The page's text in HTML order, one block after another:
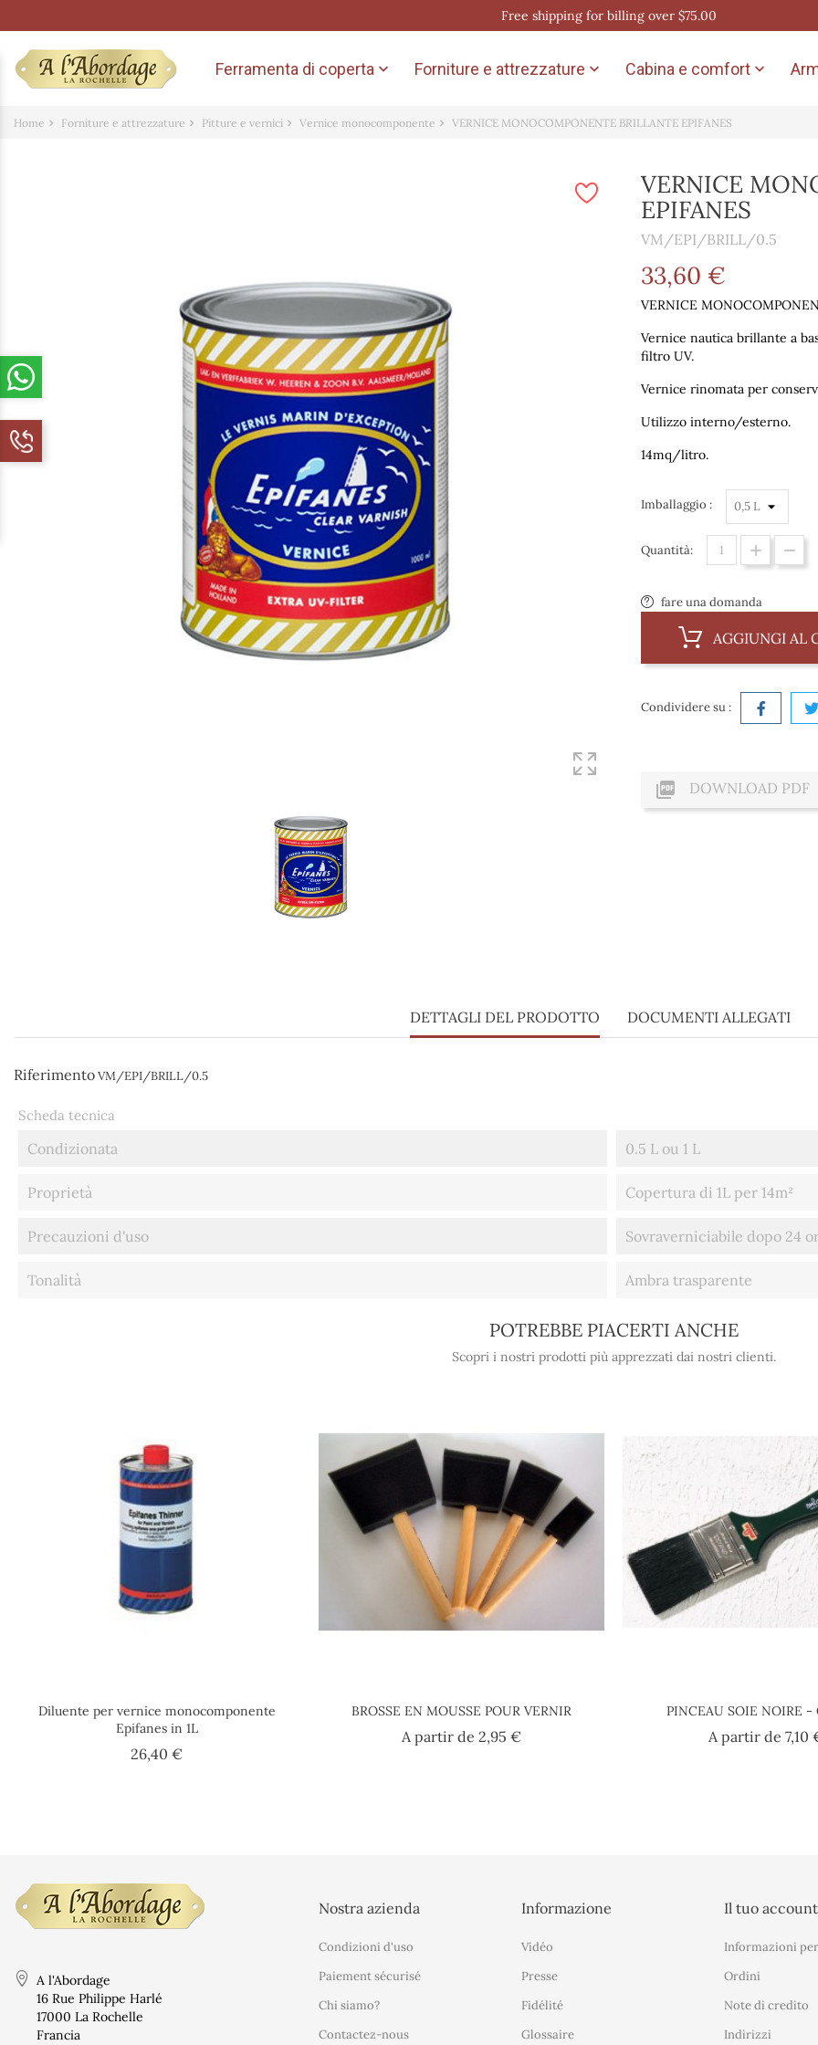
Free shipping for billing over $75.00
Ferramenta di coperta  Forniture e attrezzature  Cabina e comfort 
Home Forniture e attrezzature Pitture e vernici Vernice monocomponente VERNICE MONOCOMPONENTE BRILLANTE EPIFANES
VERNICE
EPIFANES
VM/EPI/BRILL/0.5
33,60 €
VERNICE
Vernice nautica brillante a
filtro UV.
Vernice rinomata per
Utilizzo interno/esterno.
14mq/litro.
Imballaggio :
Quantità:
fare una domanda
AGGIUNGI AL
Condividere su :
 DOWNLOAD PDF
DETTAGLI DEL PRODOTTO DOCUMENTI ALLEGATI
RiferimentoVM/EPI/BRILL/0.5
Scheda tecnica
Condizionata 0.5 L ou 1 L
Proprietà Copertura di 1L per 14m²
Precauzioni d'uso Sovraverniciabile dopo 24
Tonalità Ambra trasparente
POTREBBE PIACERTI ANCHE
Scopri i nostri prodotti più apprezzati dai nostri clienti.
Diluente per vernice monocomponente
Epifanes in 1L
26,40 €Prezzo
BROSSE EN MOUSSE POUR VERNIR
A partir de 2,95 €Prezzo
PINCEAU SOIE NOIRE -
A partir de 7,10
A l'Abordage
16 Rue Philippe Harlé
17000 La Rochelle
Francia
Nostra azienda
Condizioni d'uso
Paiement sécurisé
Chi siamo?
Contactez-nous
Informazione
Vidéo
Presse
Fidélité
Glossaire
Il tuo account
Informazioni
Ordini
Note di credito
Indirizzi